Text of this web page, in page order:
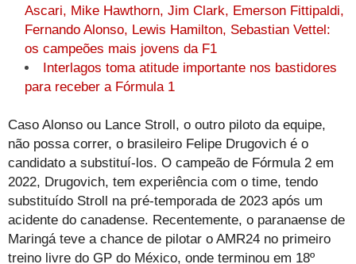
Ascari, Mike Hawthorn, Jim Clark, Emerson Fittipaldi,
Fernando Alonso, Lewis Hamilton, Sebastian Vettel:
os campeões mais jovens da F1
Interlagos toma atitude importante nos bastidores
para receber a Fórmula 1
Caso Alonso ou Lance Stroll, o outro piloto da equipe,
não possa correr, o brasileiro Felipe Drugovich é o
candidato a substituí-los. O campeão de Fórmula 2 em
2022, Drugovich, tem experiência com o time, tendo
substituído Stroll na pré-temporada de 2023 após um
acidente do canadense. Recentemente, o paranaense de
Maringá teve a chance de pilotar o AMR24 no primeiro
treino livre do GP do México, onde terminou em 18º